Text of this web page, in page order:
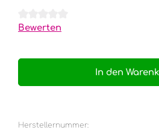
Durchschnittliche Bewertung
Bewerten
In den
Herstellernummer: